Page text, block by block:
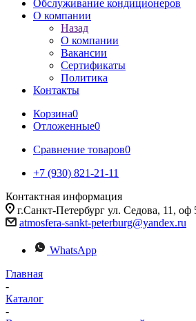
Обслуживание кондиционеров
О компании
Назад
О компании
Вакансии
Сертификаты
Политика
Контакты
Корзина0
Отложенные0
Сравнение товаров0
+7 (930) 821-21-11
Контактная информация
г.Санкт-Петербург ул. Седова, 11, оф
atmosfera-sankt-peterburg@yandex.ru
WhatsApp
Главная
-
Каталог
-